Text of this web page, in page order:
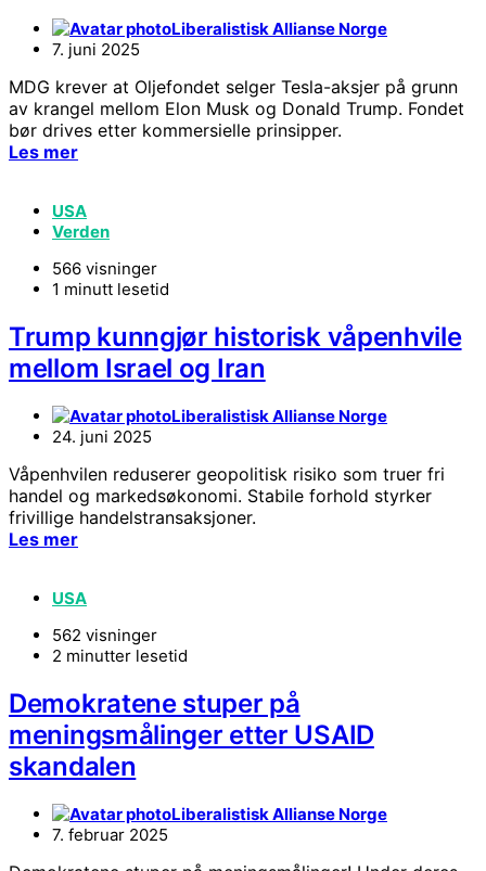
Liberalistisk Allianse Norge
7. juni 2025
MDG krever at Oljefondet selger Tesla-aksjer på grunn
av krangel mellom Elon Musk og Donald Trump. Fondet
bør drives etter kommersielle prinsipper.
Les mer
USA
Verden
566 visninger
1 minutt lesetid
Trump kunngjør historisk våpenhvile
mellom Israel og Iran
Liberalistisk Allianse Norge
24. juni 2025
Våpenhvilen reduserer geopolitisk risiko som truer fri
handel og markedsøkonomi. Stabile forhold styrker
frivillige handelstransaksjoner.
Les mer
USA
562 visninger
2 minutter lesetid
Demokratene stuper på
meningsmålinger etter USAID
skandalen
Liberalistisk Allianse Norge
7. februar 2025